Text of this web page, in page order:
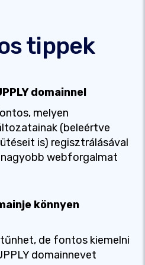
tippek
domainnel
melyen
(beleértve
is) regisztrálásával
webforgalmat
könnyen
de fontos kiemelni
domainnevet